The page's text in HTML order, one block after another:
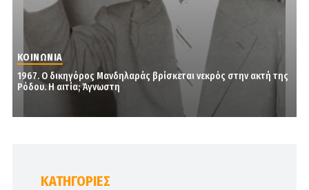
ΚΟΙΝΩΝΙΑ
1967. Ο δικηγόρος Μανδηλαράς βρίσκεται νεκρός στην ακτή της
Ρόδου. Η αιτία; Άγνωστη
KΑΤΗΓΟΡΊΕΣ